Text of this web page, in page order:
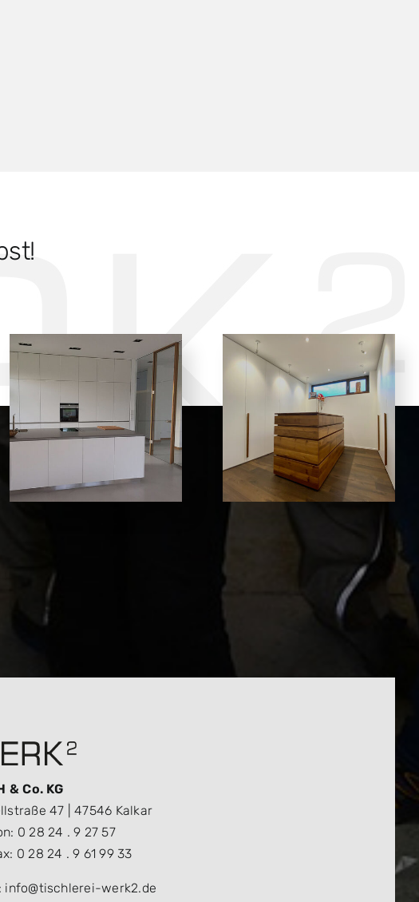
& Co. KG
47 | 47546 Kalkar
0 28 24 . 9 27 57
0 28 24 . 9 61 99 33
info@tischlerei-werk2.de